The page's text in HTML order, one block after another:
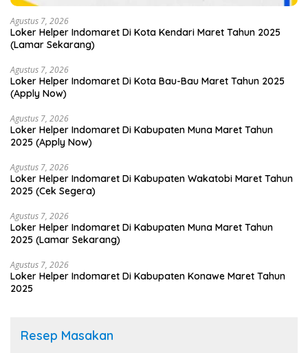
Agustus 7, 2026
Loker Helper Indomaret Di Kota Kendari Maret Tahun 2025
(Lamar Sekarang)
Agustus 7, 2026
Loker Helper Indomaret Di Kota Bau-Bau Maret Tahun 2025
(Apply Now)
Agustus 7, 2026
Loker Helper Indomaret Di Kabupaten Muna Maret Tahun
2025 (Apply Now)
Agustus 7, 2026
Loker Helper Indomaret Di Kabupaten Wakatobi Maret Tahun
2025 (Cek Segera)
Agustus 7, 2026
Loker Helper Indomaret Di Kabupaten Muna Maret Tahun
2025 (Lamar Sekarang)
Agustus 7, 2026
Loker Helper Indomaret Di Kabupaten Konawe Maret Tahun
2025
Resep Masakan